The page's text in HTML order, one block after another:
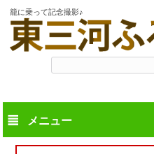
籠に乗って記念撮影♪
メニュー